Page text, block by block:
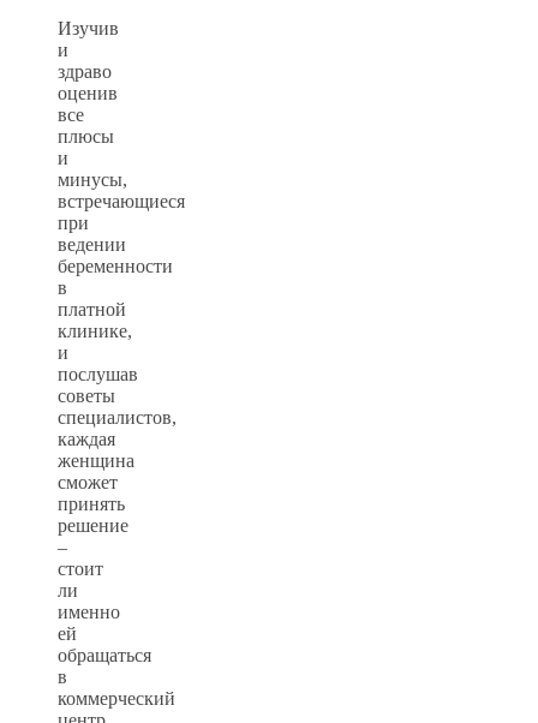
Изучив
и
здраво
оценив
все
плюсы
и
минусы,
встречающиеся
при
ведении
беременности
в
платной
клинике,
и
послушав
советы
специалистов,
каждая
женщина
сможет
принять
решение
–
стоит
ли
именно
ей
обращаться
в
коммерческий